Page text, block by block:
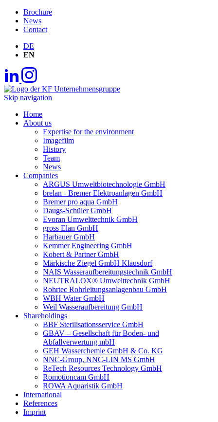
Brochure
News
Contact
DE
EN
Skip navigation
Home
About us
Expertise for the environment
Imagefilm
History
Team
News
Companies
ARGUS Umweltbiotechnologie GmbH
brelan - Bremer Elektroanlagen GmbH
Bremer pro aqua GmbH
Daugs-Schüler GmbH
Evoran Umwelt­technik GmbH
gross Elan GmbH
Harbauer GmbH
Kemmer Engineering GmbH
Kobert & Partner GmbH
Märkische Ziegel GmbH Klausdorf
NAIS Wasseraufbereitungstechnik GmbH
NEUTRALOX® Umwelttechnik GmbH
Rohrtec Rohrleitungsanlagenbau GmbH
WBH Water GmbH
Weil Wasseraufbereitung GmbH
Shareholdings
BBF Sterilisationsservice GmbH
GBAV – Gesellschaft für Boden- und
Abfallverwertung mbH
GEH Wasserchemie GmbH & Co. KG
NNC-Group, NNC-LIN MS GmbH
ReTech Resources Technology GmbH
Romotioncam GmbH
ROWA Aquaristik GmbH
International
References
Imprint